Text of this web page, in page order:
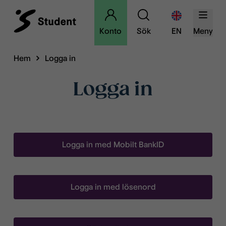
Konto Sök EN Meny
Hem Logga in
Logga in
Logga in med Mobilt BankID
Logga in med lösenord